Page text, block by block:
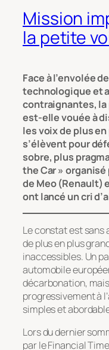
Mission
la petite
Face à l’envolée
technologique et
contraignantes,
est-elle vouée à
les voix de plus
s’élèvent pour
sobre, plus
the Car »
de Meo (Renault)
ont lancé un cri
Le constat est sans
de plus en plus
inaccessibles. Un
automobile
décarbonation,
progressivement à
simples et
Lors du dernier
par leFinancial